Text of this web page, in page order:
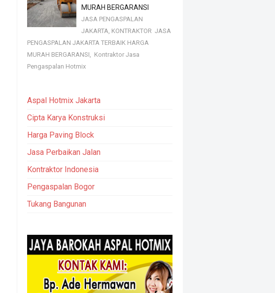
MURAH BERGARANSI
JASA PENGASPALAN
JAKARTA, KONTRAKTOR JASA
PENGASPALAN JAKARTA TERBAIK HARGA
MURAH BERGARANSI, Kontraktor Jasa
Pengaspalan Hotmix
Aspal Hotmix Jakarta
Cipta Karya Konstruksi
Harga Paving Block
Jasa Perbaikan Jalan
Kontraktor Indonesia
Pengaspalan Bogor
Tukang Bangunan